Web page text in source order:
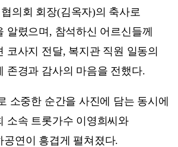
의회 회장(김옥자)의 축사로
알렸으며, 참석하신 어르신들께
코사지 전달, 복지관 직원 일동의
존경과 감사의 마음을 전했다.
소중한 순간을 사진에 담는 동시에
소속 트롯가수 이영희씨와
공연이 흥겹게 펼쳐졌다.